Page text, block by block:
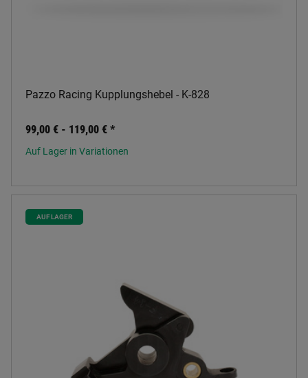
Pazzo Racing Kupplungshebel - K-828
99,00 € - 119,00 € *
Auf Lager in Variationen
AUF LAGER